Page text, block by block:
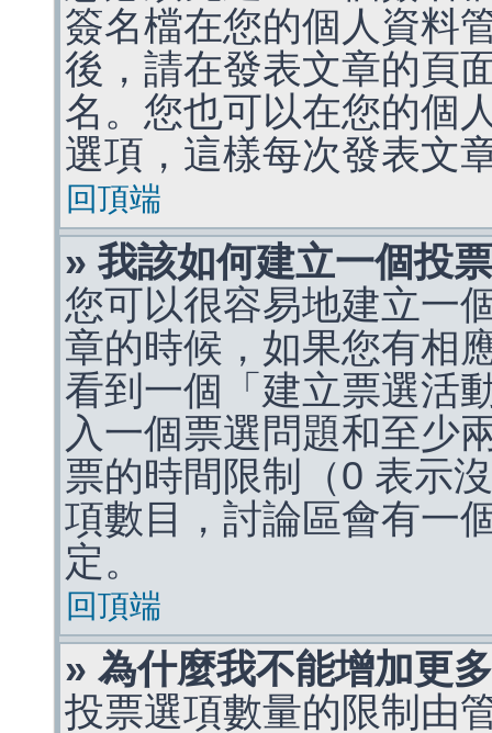
簽名檔在您的個人資料
後，請在發表文章的頁
名。您也可以在您的個
選項，這樣每次發表文
回頂端
» 我該如何建立一個投
您可以很容易地建立一
章的時候，如果您有相
看到一個「建立票選活
入一個票選問題和至少
票的時間限制（0 表示
項數目，討論區會有一
定。
回頂端
» 為什麼我不能增加更
投票選項數量的限制由